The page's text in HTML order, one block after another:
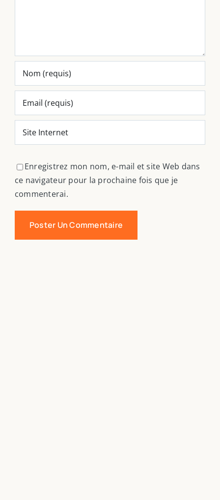
Enregistrez mon nom, e-mail et site Web dans
ce navigateur pour la prochaine fois que je
commenterai.